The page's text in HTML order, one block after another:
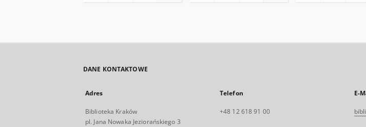
DANE KONTAKTOWE
Adres
Biblioteka Kraków
pl. Jana Nowaka Jeziorańskiego 3
Telefon
+48 12 618 91 00
E-